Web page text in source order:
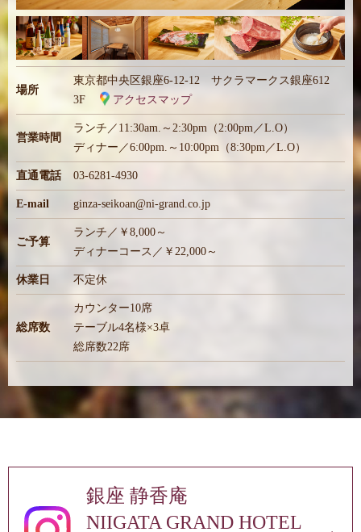
場所
東京都中央区銀座6-12-12 サクラマークス銀座612
3F
アクセスマップ
営業時間
ランチ／11:30am.～2:30pm（2:00pm／L.O）
ディナー／6:00pm.～10:00pm（8:30pm／L.O）
直通電話 03-6281-4930
E-mail ginza-seikoan@ni-grand.co.jp
ご予算
ランチ／￥8,000～
ディナーコース／￥22,000～
休業日 不定休
総席数
カウンター10席
テーブル4名様×3卓
総席数22席
銀座 静香庵
NIIGATA GRAND HOTEL